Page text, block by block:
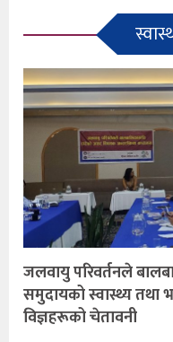
जलवायु परिवर्तनले
समुदायको स्वास्थ्य तथा
विज्ञहरूको चेतावनी